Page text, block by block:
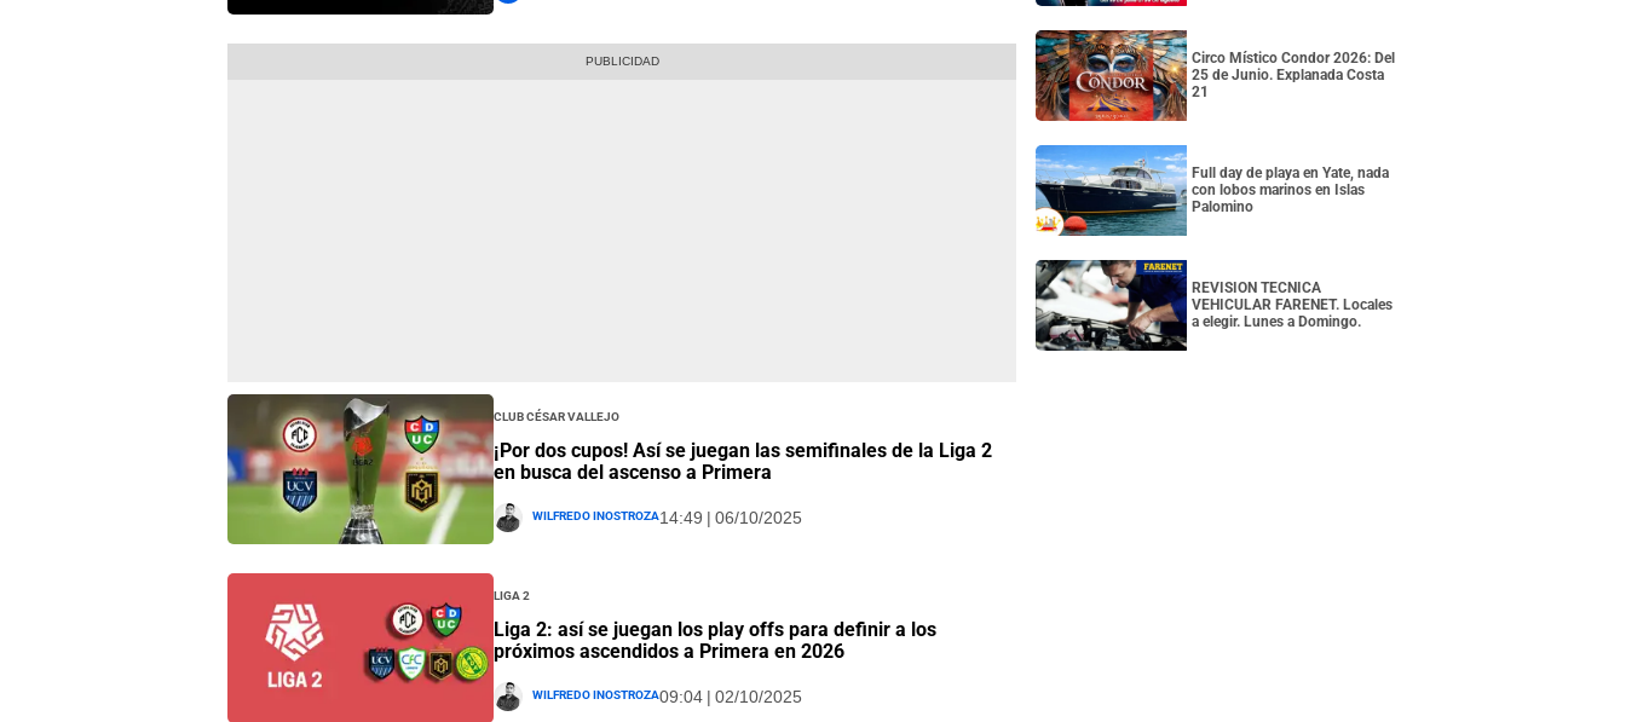
Club César Vallejo
¡Por dos cupos! Así se juegan las semifinales de la Liga 2
en busca del ascenso a Primera
Wilfredo Inostroza14:49 | 06/10/2025
Liga 2
Liga 2: así se juegan los play offs para definir a los
próximos ascendidos a Primera en 2026
Wilfredo Inostroza09:04 | 02/10/2025
Circo Místico Condor 2026: Del
25 de Junio. Explanada Costa
21
Full day de playa en Yate, nada
con lobos marinos en Islas
Palomino
REVISION TECNICA
VEHICULAR FARENET. Locales
a elegir. Lunes a Domingo.